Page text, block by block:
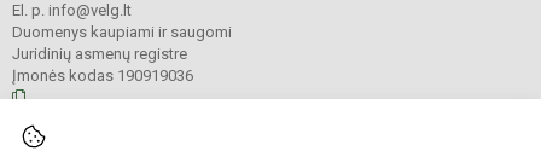
El. p. info@velg.lt
Duomenys kaupiami ir saugomi
Juridinių asmenų registre
Įmonės kodas 190919036